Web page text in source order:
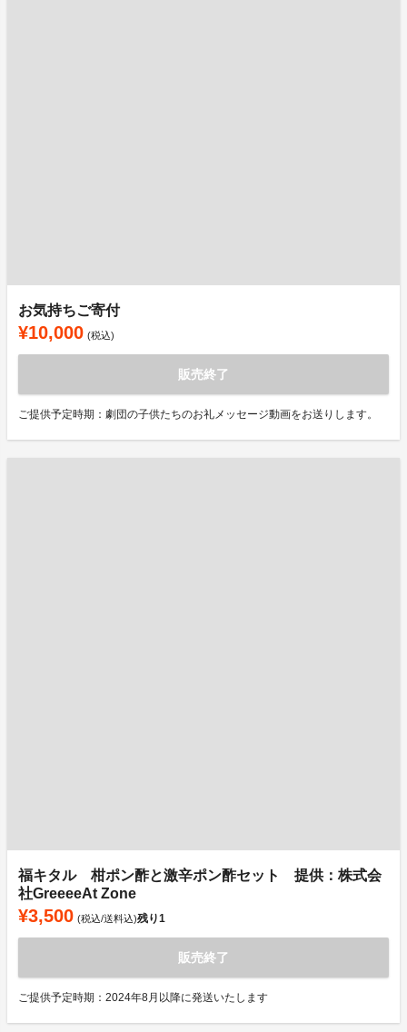
お気持ちご寄付
¥10,000 (税込)
販売終了
ご提供予定時期：劇団の子供たちのお礼メッセージ動画をお送りします。
福キタル 柑ポン酢と激辛ポン酢セット 提供：株式会
社GreeeeAt Zone
¥3,500 (税込/送料込)残り1
販売終了
ご提供予定時期：2024年8月以降に発送いたします